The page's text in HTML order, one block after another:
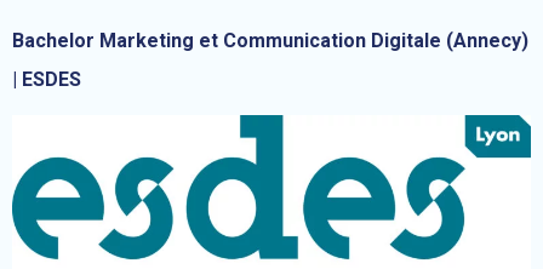
Bachelor Marketing et Communication Digitale (Annecy)
| ESDES